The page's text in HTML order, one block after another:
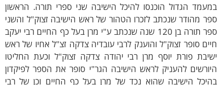
הגדול הוכנסו להיכל הישיבה שני ספרי תורה. הראשון
מהודר שנכתב לזכרו הטהור של ראש הישיבה זצוק"ל והשני
ספר תורה בן 120 שנה שנכתב ע"י מרן בעל כף החיים רבי יעקב
סופר זצוק"ל והוענק לרבי עובדיה צדקה זצ"ל אחיו של ראש
פורת יוסף מרן רבי יהודה צדקה זצוק"ל וכעת החליטו
להעניק לראש הישיבה הגר"י סופר את הספר לפיקדון
הישיבה שהוא נכד של מרן בעל כף החיים וכן של רבי